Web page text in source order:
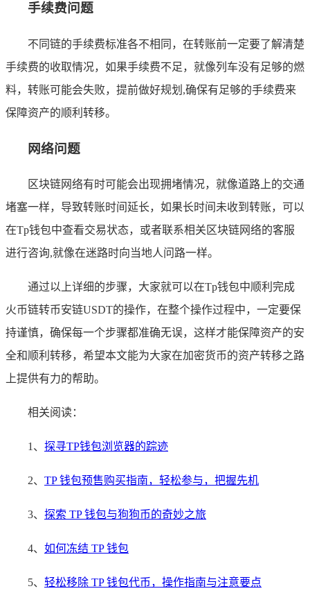
手续费问题
不同链的手续费标准各不相同，在转账前一定要了解清楚
手续费的收取情况，如果手续费不足，就像列车没有足够的燃
料，转账可能会失败，提前做好规划,确保有足够的手续费来
保障资产的顺利转移。
网络问题
区块链网络有时可能会出现拥堵情况，就像道路上的交通
堵塞一样，导致转账时间延长，如果长时间未收到转账，可以
在Tp钱包中查看交易状态，或者联系相关区块链网络的客服
进行咨询,就像在迷路时向当地人问路一样。
通过以上详细的步骤，大家就可以在Tp钱包中顺利完成
火币链转币安链USDT的操作，在整个操作过程中，一定要保
持谨慎，确保每一个步骤都准确无误，这样才能保障资产的安
全和顺利转移，希望本文能为大家在加密货币的资产转移之路
上提供有力的帮助。
相关阅读：
1、 探寻TP钱包浏览器的踪迹
2、 TP 钱包预售购买指南，轻松参与，把握先机
3、 探索 TP 钱包与狗狗币的奇妙之旅
4、 如何冻结 TP 钱包
5、 轻松移除 TP 钱包代币，操作指南与注意要点